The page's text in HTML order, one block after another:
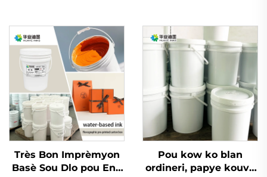
Très Bon Imprèmyon
Basè Sou Dlo pou Enk
Pou kow ko blan
ordineri, papye kouvè